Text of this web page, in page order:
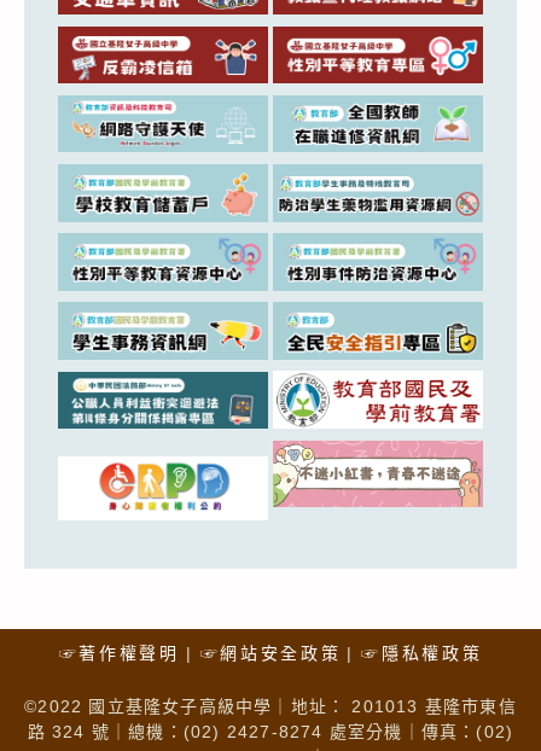
☞著作權聲明 ☞網站安全政策 ☞隱私權政策
©2022 國立基隆女子高級中學｜地址： 201013 基隆市東信
路 324 號｜總機：(02) 2427-8274 處室分機｜傳真：(02)